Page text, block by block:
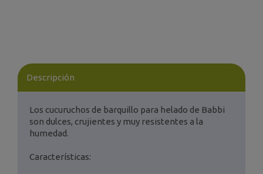
Descripción
Los cucuruchos de barquillo para helado de Babbi
son dulces, crujientes y muy resistentes a la
humedad.
Características: